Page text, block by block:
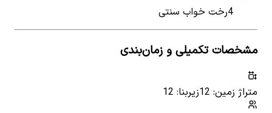
4رخت خواب سنتی
مشخصات تکمیلی و زمان‌بندی
متراژ زمین: 12
زیربنا: 12